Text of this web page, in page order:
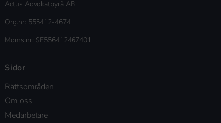
Actus Advokatbyrå AB
Org.nr: 556412-4674
Moms.nr: SE556412467401
Sidor
Rättsområden
Om oss
Medarbetare